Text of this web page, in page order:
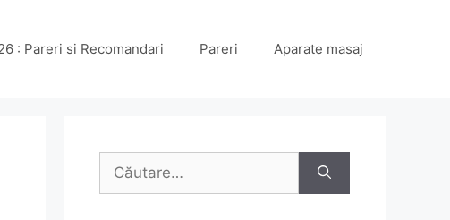
: Pareri si Recomandari Pareri Aparate masaj
Caută